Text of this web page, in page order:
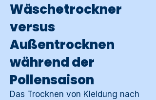
Wäschetrockner
versus
Außentrocknen
während der
Pollensaison
Das Trocknen von Kleidung nach